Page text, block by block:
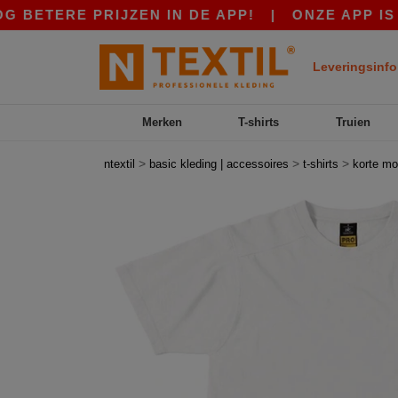
PRIJZEN IN DE APP!|ONZE APP IS LIVE!
Merken T-shirts Truien
ntextil > basic kleding | accessoires > t-shirts > korte